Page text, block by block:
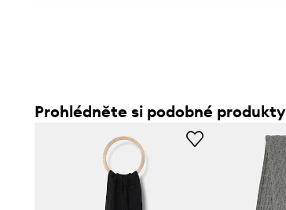
Prohlédněte si podobné produkty